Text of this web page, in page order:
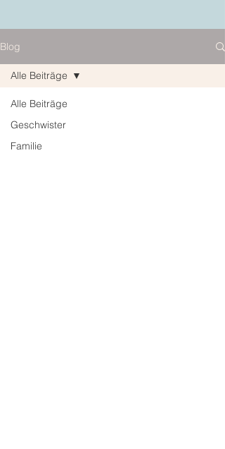
Blog
Alle Beiträge
Geschwister
Familie
Alle Beiträge